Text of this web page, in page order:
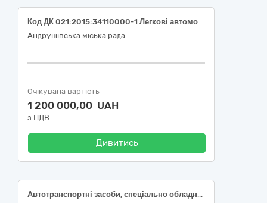
Код ДК 021:2015:34110000-1 Легкові автомобілі
Андрушівська міська рада
Очікувана вартість
1 200 000,00 UAH
з ПДВ
Дивитись
Автотранспортні засоби, спеціально обладнані для перевезення осіб з інвалідністю та інших маломобільних груп населення (ДК 021:2015 – 34110000-1 Легкові автомобілі)